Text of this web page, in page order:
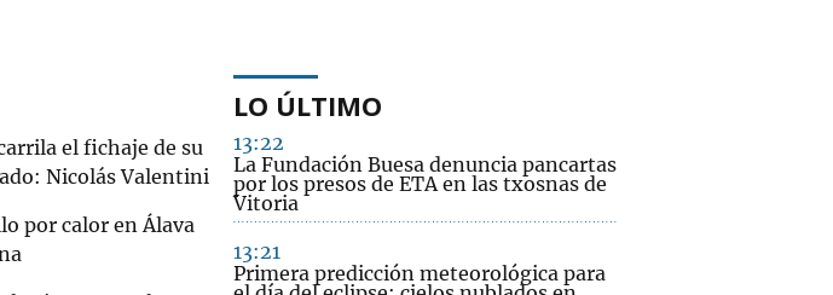
el fichaje de su
Nicolás Valentini
por calor en Álava
LO ÚLTIMO
13:22
La Fundación Buesa denuncia pancartas
por los presos de ETA en las txosnas de
Vitoria
13:21
Primera predicción meteorológica para